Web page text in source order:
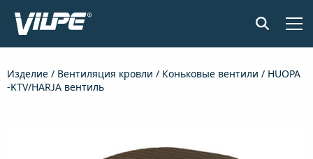
Изделие / Вентиляция кровли / Коньковые вентили / HUOPA
-KTV/HARJA вентиль